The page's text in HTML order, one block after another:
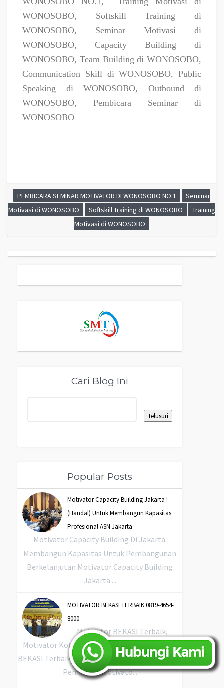
WONOSOBO, Softskill Training di
WONOSOBO, Seminar Motivasi di
WONOSOBO, Capacity Building di
WONOSOBO, Team Building di WONOSOBO,
Communication Skill di WONOSOBO, Public
Speaking di WONOSOBO, Outbound di
WONOSOBO, Pembicara Seminar di
WONOSOBO
PEMBICARA SEMINAR MOTIVATOR DI WONOSOBO NO.1
Seminar
Motivasi di WONOSOBO
Softskill Training di WONOSOBO
Training
Motivasi di WONOSOBO
Cari Blog Ini
Popular Posts
Motivator Capacity Building Jakarta !
(Handal) Untuk Membangun Kapasitas
Profesional ASN Jakarta
Motivator Capacity Building Di Jakarta:
Membangun Kapasitas Untuk Pembangunan
Berkelanjutan Motivator Capacity Building
Jakarta ...
MOTIVATOR BEKASI TERBAIK 0819-4654-
8000
Motivator BEKASI Terbaik,
Motivator Kota BEKASI Terbaik, Motivator Di
BEKASI Terbaik, Jasa Motivator BEKASI Terbaik,
Pembicara Motivato...